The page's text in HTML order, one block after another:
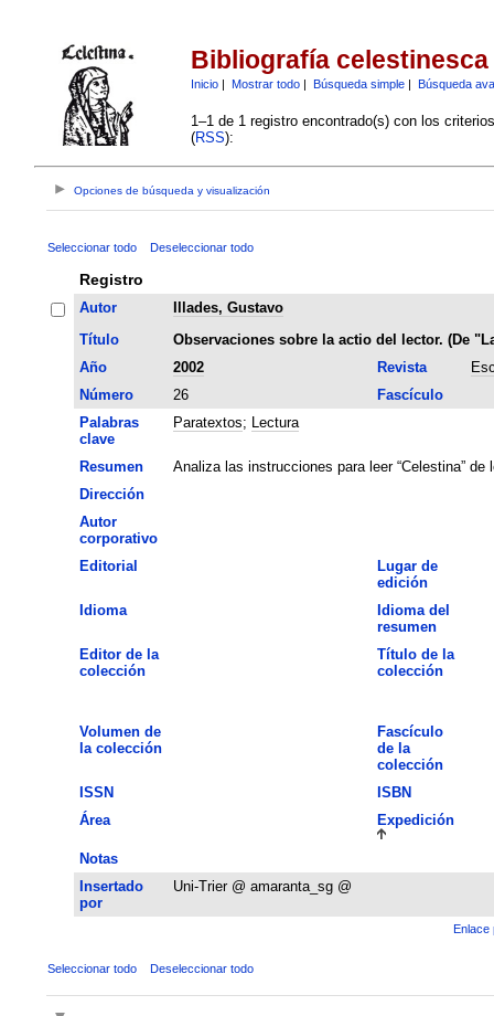
Bibliografía celestinesca
Inicio| Mostrar todo| Búsqueda simple| Búsqueda
1–1 de 1 registro encontrado(s) con los
(RSS):
Opciones de búsqueda y visualización
Seleccionar todo Deseleccionar todo
Registro
Autor
Illades, Gustavo
Título
Observaciones sobre la actio del lector. (De
Año
2002 Revista
Número
26
Fascículo
Palabras
clave
Paratextos; Lectura
Resumen
Analiza las instrucciones para leer “Celestina”
Dirección
Autor
corporativo
Editorial
Lugar de
edición
Idioma
Idioma del
resumen
Editor de la
colección
Título de la
colección
Volumen de
la colección
Fascículo
de la
colección
ISSN
ISBN
Área
Expedición
Notas
Insertado
por
Uni-Trier @ amaranta_sg @
Enlace
Seleccionar todo Deseleccionar todo